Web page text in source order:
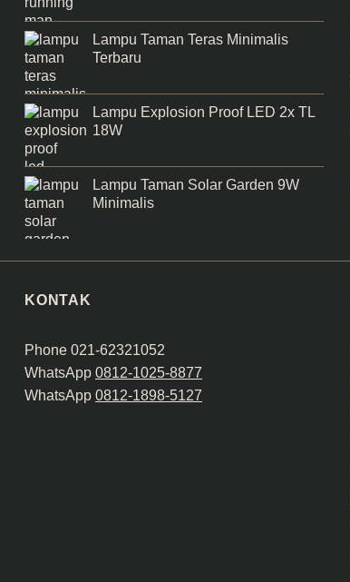
Lampu Taman Teras Minimalis
Terbaru
Lampu Explosion Proof LED 2x TL
18W
Lampu Taman Solar Garden 9W
Minimalis
KONTAK
Phone 021-62321052
WhatsApp 0812-1025-8877
WhatsApp 0812-1898-5127